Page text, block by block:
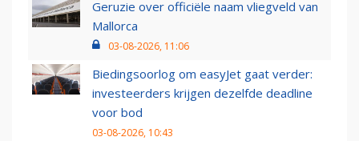
Geruzie over officiële naam vliegveld van
Mallorca
03-08-2026, 11:06
Biedingsoorlog om easyJet gaat verder:
investeerders krijgen dezelfde deadline
voor bod
03-08-2026, 10:43